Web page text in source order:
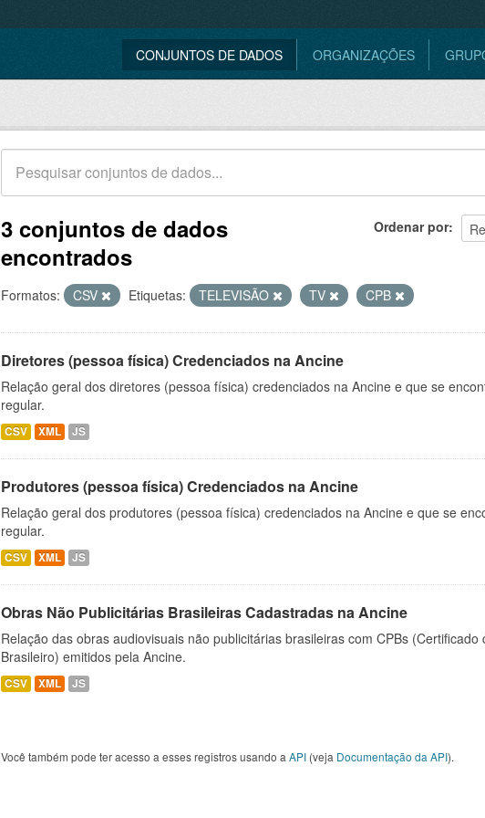
CONJUNTOS DE DADOS ORGANIZAÇÕES
Ordenar por
3 conjuntos de dados
encontrados
Formatos: CSV Etiquetas: TELEVISÃO TV CPB
Diretores (pessoa física) Credenciados na Ancine
Relação geral dos diretores (pessoa física) credenciados na Ancine e que se
regular.
CSV XML JS
Produtores (pessoa física) Credenciados na Ancine
Relação geral dos produtores (pessoa física) credenciados na Ancine e que se
regular.
CSV XML JS
Obras Não Publicitárias Brasileiras Cadastradas na Ancine
Relação das obras audiovisuais não publicitárias brasileiras com CPBs (Certificado
Brasileiro) emitidos pela Ancine.
CSV XML JS
Você também pode ter acesso a esses registros usando a API (veja Documentação da API).